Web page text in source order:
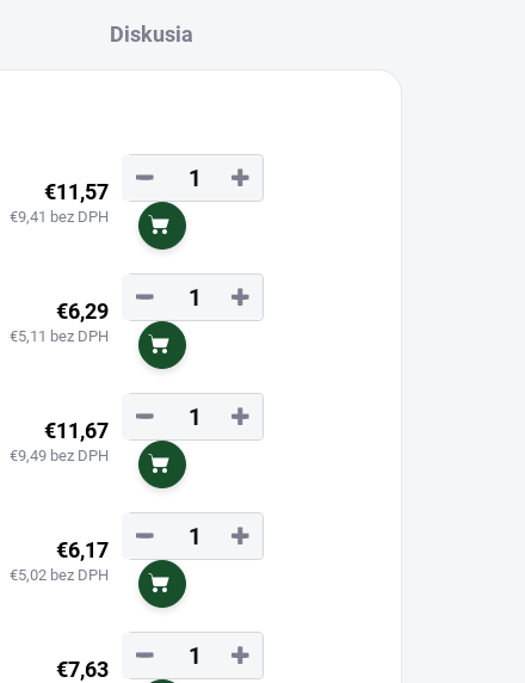
Diskusia
€11,57
€9,41 bez DPH
+
−
Do košíka
€6,29
€5,11 bez DPH
+
−
Do košíka
€11,67
€9,49 bez DPH
+
−
Do košíka
€6,17
€5,02 bez DPH
+
−
Do košíka
€7,63 +
−